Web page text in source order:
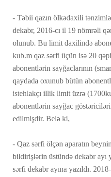
- Təbii qazın ölkədaxili
dekabr, 2016-cı il 19 nömrəli
olunub. Bu limit daxilində
kub.m qaz sərfi üçün isə 20
abonentlərin sayğaclarının
qaydada oxunub bütün
istehlakçı illik limit üzrə
abonentlərin sayğac
edilmişdir. Belə ki,
- Qaz sərfi ölçən aparatın
bildirişlərin üstündə dekabr ayı
sərfi dekabr ayına yazıldı.